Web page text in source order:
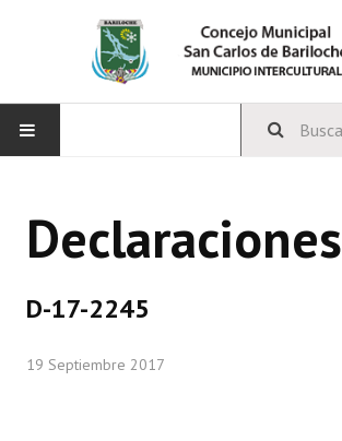
CONCEJO
Comisiones Permanentes
Declaraciones
D-17-2245
19 Septiembre 2017